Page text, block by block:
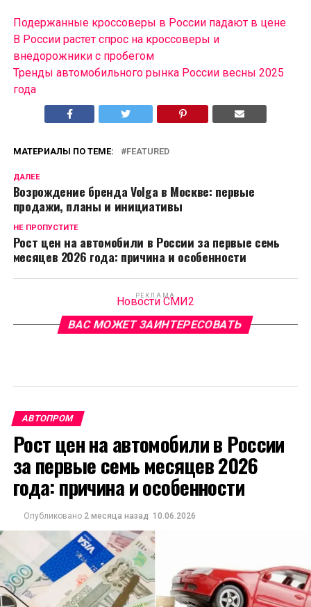
Подержанные кроссоверы в России падают в цене
В России растет спрос на кроссоверы и
внедорожники с пробегом
Тренды автомобильного рынка России весны 2025
года
МАТЕРИАЛЫ ПО ТЕМЕ: FEATURED
ДАЛЕЕ
Возрождение бренда Volga в Москве: первые
продажи, планы и инициативы
НЕ ПРОПУСТИТЕ
Рост цен на автомобили в России за первые семь
месяцев 2026 года: причина и особенности
РЕКЛАМА
Новости СМИ2
ВАС МОЖЕТ ЗАИНТЕРЕСОВАТЬ
АВТОПРОМ
Рост цен на автомобили в России
за первые семь месяцев 2026
года: причина и особенности
Опубликовано 2 месяца назад 10.06.2026